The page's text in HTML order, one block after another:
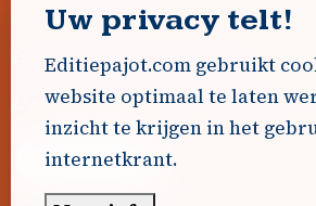
Geen advertenties gevonden.
Uw advertentie hier? Contacteer
Word Partner!
Uw privacy telt!
Editiepajot.com gebruikt
website optimaal te laten
inzicht te krijgen in het
internetkrant.